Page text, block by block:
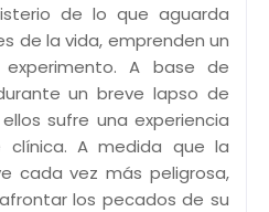
de lo que aguarda
de la vida, emprenden un
A base de
un breve lapso de
sufre una experiencia
A medida que la
cada vez más peligrosa,
los pecados de su